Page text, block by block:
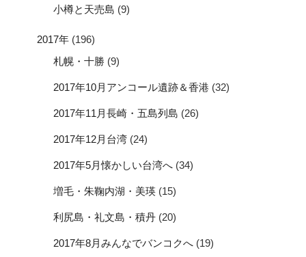
小樽と天売島 (9)
2017年 (196)
札幌・十勝 (9)
2017年10月アンコール遺跡＆香港 (32)
2017年11月長崎・五島列島 (26)
2017年12月台湾 (24)
2017年5月懐かしい台湾へ (34)
増毛・朱鞠内湖・美瑛 (15)
利尻島・礼文島・積丹 (20)
2017年8月みんなでバンコクへ (19)